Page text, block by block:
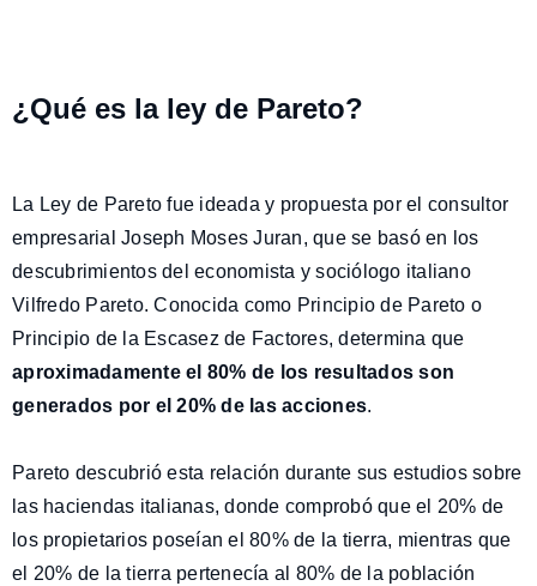
¿Qué es la ley de Pareto?
La Ley de Pareto fue ideada y propuesta por el consultor
empresarial Joseph Moses Juran, que se basó en los
descubrimientos del economista y sociólogo italiano
Vilfredo Pareto. Conocida como Principio de Pareto o
Principio de la Escasez de Factores, determina que
aproximadamente el 80% de los resultados son
generados por el 20% de las acciones.
Pareto descubrió esta relación durante sus estudios sobre
las haciendas italianas, donde comprobó que el 20% de
los propietarios poseían el 80% de la tierra, mientras que
el 20% de la tierra pertenecía al 80% de la población